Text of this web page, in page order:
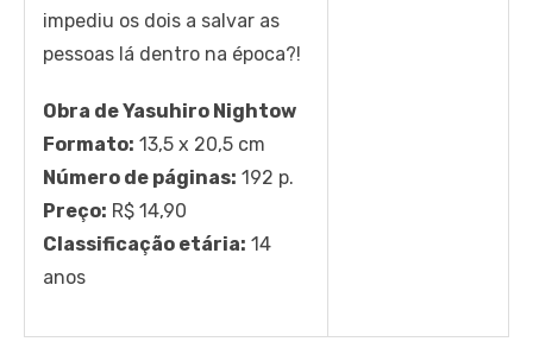
impediu os dois a salvar as
pessoas lá dentro na época?!
Obra de Yasuhiro Nightow
Formato: 13,5 x 20,5 cm
Número de páginas: 192 p.
Preço: R$ 14,90
Classificação etária: 14
anos